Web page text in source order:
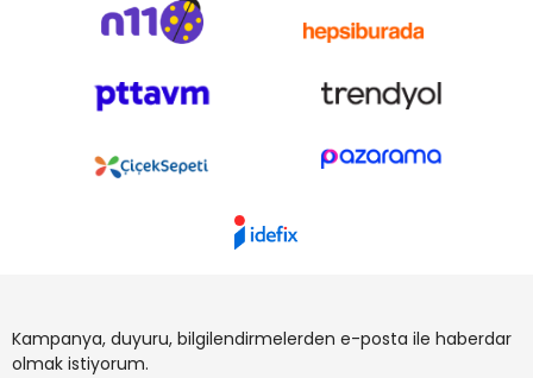
Kampanya, duyuru, bilgilendirmelerden e-posta ile haberdar
olmak istiyorum.